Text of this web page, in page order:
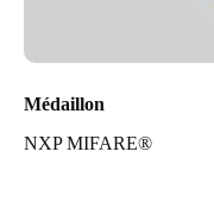
Médaillon
NXP MIFARE®